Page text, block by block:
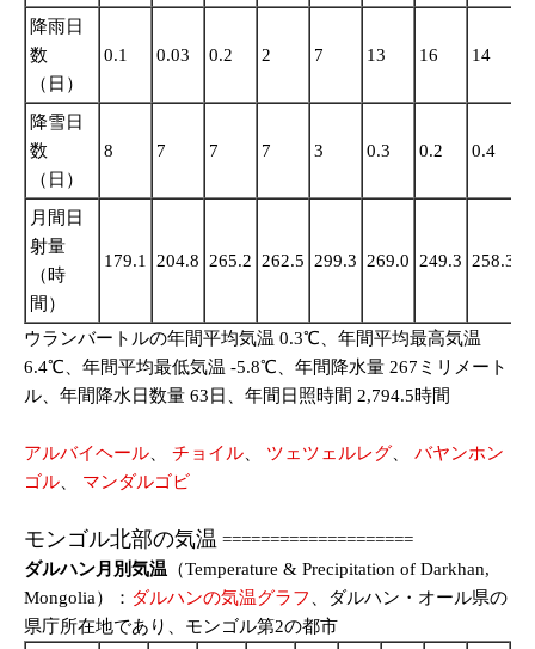
降雨日
数
（日）
0.1 0.03 0.2 2 7 13 16 14
降雪日
数
（日）
8 7 7 7 3 0.3 0.2 0.4
月間日
射量
（時
間）
179.1 204.8 265.2 262.5 299.3 269.0 249.3 258.3
ウランバートルの年間平均気温 0.3℃、年間平均最高気温
6.4℃、年間平均最低気温 -5.8℃、年間降水量 267ミリメート
ル、年間降水日数量 63日、年間日照時間 2,794.5時間
アルバイヘール、 チョイル、 ツェツェルレグ、 バヤンホン
ゴル、 マンダルゴビ
モンゴル北部の気温 ====================
ダルハン月別気温 （Temperature & Precipitation of Darkhan,
Mongolia）： ダルハンの気温グラフ 、ダルハン・オール県の
県庁所在地であり、モンゴル第2の都市